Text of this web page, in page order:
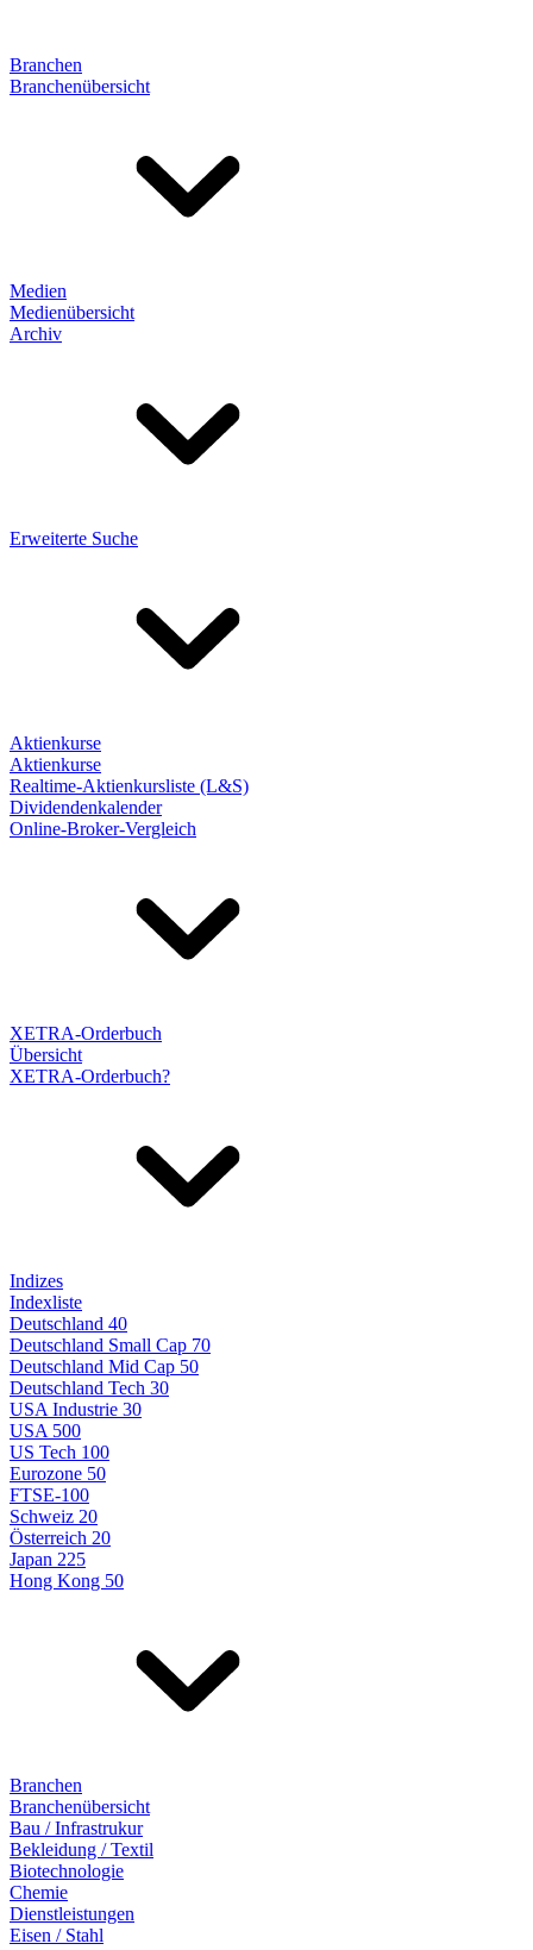
Branchen
Branchenübersicht
Medien
Medienübersicht
Archiv
Erweiterte Suche
Aktienkurse
Aktienkurse
Realtime-Aktienkursliste (L&S)
Dividendenkalender
Online-Broker-Vergleich
XETRA-Orderbuch
Übersicht
XETRA-Orderbuch?
Indizes
Indexliste
Deutschland 40
Deutschland Small Cap 70
Deutschland Mid Cap 50
Deutschland Tech 30
USA Industrie 30
USA 500
US Tech 100
Eurozone 50
FTSE-100
Schweiz 20
Österreich 20
Japan 225
Hong Kong 50
Branchen
Branchenübersicht
Bau / Infrastrukur
Bekleidung / Textil
Biotechnologie
Chemie
Dienstleistungen
Eisen / Stahl